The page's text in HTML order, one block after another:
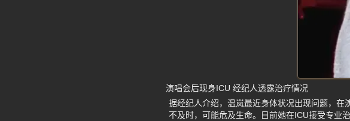
演唱会后现身ICU 经纪人透露治疗情况
据经纪人介绍，温岚最近身体状况出现问题，
不及时，可能危及生命。目前她在ICU接受专业